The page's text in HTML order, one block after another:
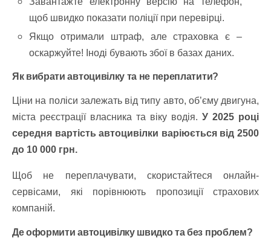
щоб швидко показати поліції при перевірці.
Якщо отримали штраф, але страховка є –
оскаржуйте! Іноді бувають збої в базах даних.
Як вибрати автоцивілку та не переплатити?
Ціни на поліси залежать від типу авто, об’єму двигуна,
міста реєстрації власника та віку водія. У 2025 році
середня вартість автоцивілки варіюється від 2500
до 10 000 грн.
Щоб не переплачувати, скористайтеся онлайн-
сервісами, які порівнюють пропозиції страхових
компаній.
Де оформити автоцивілку швидко та без проблем?